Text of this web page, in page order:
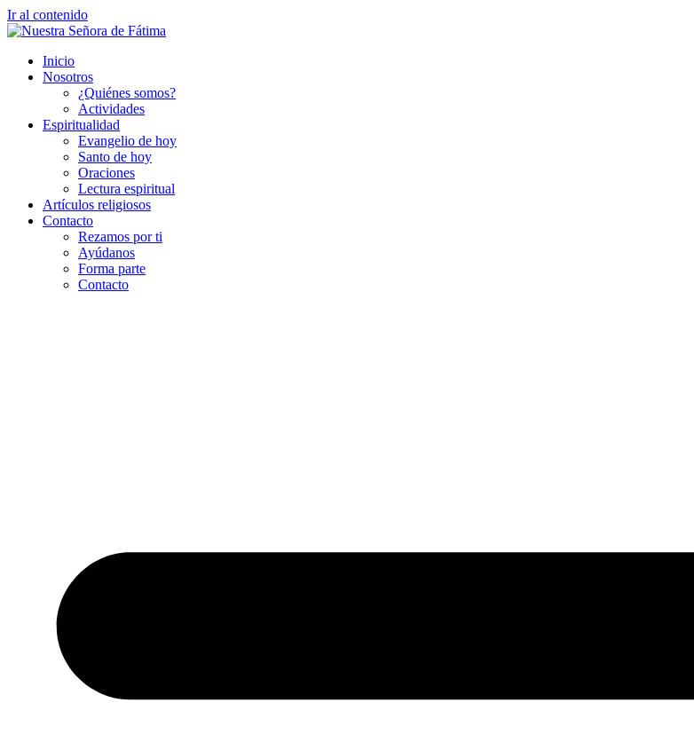
Ir al contenido
Inicio
Nosotros
¿Quiénes somos?
Actividades
Espiritualidad
Evangelio de hoy
Santo de hoy
Oraciones
Lectura espiritual
Artículos religiosos
Contacto
Rezamos por ti
Ayúdanos
Forma parte
Contacto